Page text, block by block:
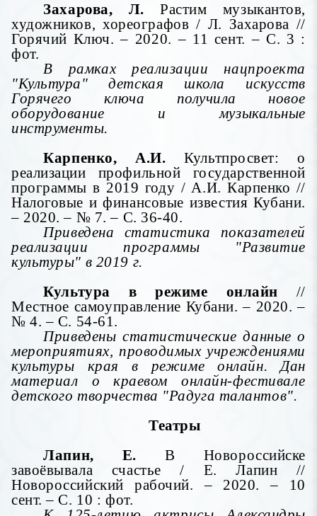
Захарова, Л.Растим музыкантов,
художников, хореографов / Л. Захарова //
Горячий Ключ. – 2020. – 11 сент. – С. 3 :
фот.
В рамках реализации нацпроекта
"Культура" детская школа искусств
Горячего ключа получила новое
оборудование и музыкальные
инструменты.
Карпенко, А.И.Культпросвет: о
реализации профильной государственной
программы в 2019 году / А.И. Карпенко //
Налоговые и финансовые известия Кубани.
– 2020. – № 7. – С. 36-40.
Приведена статистика показателей
реализации программы "Развитие
культуры" в 2019 г.
Культура в режиме онлайн //
Местное самоуправление Кубани. – 2020. –
№ 4. – С. 54-61.
Приведены статистические данные о
мероприятиях, проводимых учреждениями
культуры края в режиме онлайн. Дан
материал о краевом онлайн-фестивале
детского творчества "Радуга талантов".
Театры
Лапин, Е.В Новороссийске
завоёвывала счастье / Е. Лапин //
Новороссийский рабочий. – 2020. – 10
сент. – С. 10 : фот.